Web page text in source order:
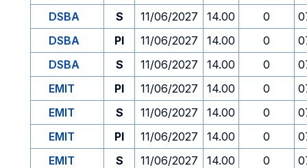
DSBA
S 11/06/2027 14.00 0
DSBA
PI 11/06/2027 14.00 0
DSBA
S 11/06/2027 14.00 0
EMIT
PI 11/06/2027 14.00 0
EMIT
S 11/06/2027 14.00 0
EMIT
PI 11/06/2027 14.00 0
EMIT
S 11/06/2027 14.00 0